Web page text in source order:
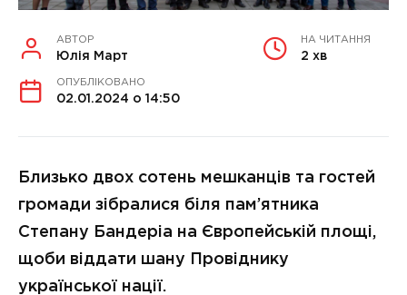
АВТОР
Юлія Март
НА ЧИТАННЯ
2 хв
ОПУБЛІКОВАНО
02.01.2024 о 14:50
Близько двох сотень мешканців та гостей
громади зібралися біля пам’ятника
Степану Бандеріа на Європейській площі,
щоби віддати шану Провіднику
української нації.